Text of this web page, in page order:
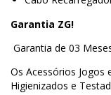
Garantia ZG!
Garantia de 03
Os Acessórios Jogos
Higienizados e